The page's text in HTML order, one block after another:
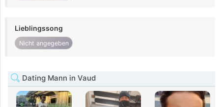
Lieblingssong
Nicht angegeben
Dating Mann in Vaud